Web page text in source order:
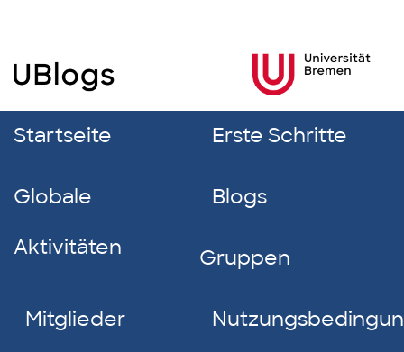
Startseite Erste Schritte
Globale
Aktivitäten
Blogs
Gruppen
Mitglieder